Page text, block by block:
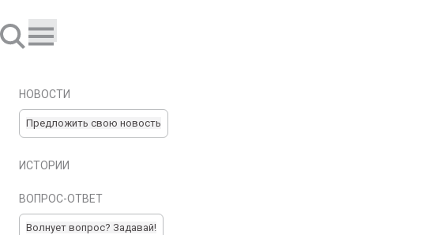
НОВОСТИ
Предложить свою новость
ИСТОРИИ
ВОПРОС-ОТВЕТ
Волнует вопрос? Задавай!